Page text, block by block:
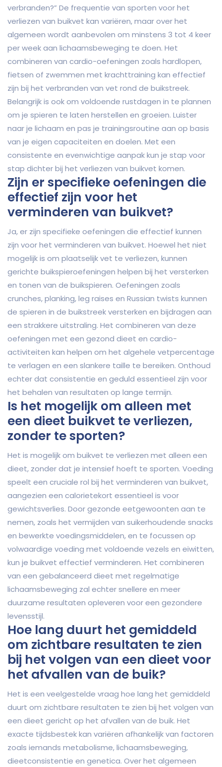
verbranden?” De frequentie van sporten voor het
verliezen van buikvet kan variëren, maar over het
algemeen wordt aanbevolen om minstens 3 tot 4 keer
per week aan lichaamsbeweging te doen. Het
combineren van cardio-oefeningen zoals hardlopen,
fietsen of zwemmen met krachttraining kan effectief
zijn bij het verbranden van vet rond de buikstreek.
Belangrijk is ook om voldoende rustdagen in te plannen
om je spieren te laten herstellen en groeien. Luister
naar je lichaam en pas je trainingsroutine aan op basis
van je eigen capaciteiten en doelen. Met een
consistente en evenwichtige aanpak kun je stap voor
stap dichter bij het verliezen van buikvet komen.
Zijn er specifieke oefeningen die
effectief zijn voor het
verminderen van buikvet?
Ja, er zijn specifieke oefeningen die effectief kunnen
zijn voor het verminderen van buikvet. Hoewel het niet
mogelijk is om plaatselijk vet te verliezen, kunnen
gerichte buikspieroefeningen helpen bij het versterken
en tonen van de buikspieren. Oefeningen zoals
crunches, planking, leg raises en Russian twists kunnen
de spieren in de buikstreek versterken en bijdragen aan
een strakkere uitstraling. Het combineren van deze
oefeningen met een gezond dieet en cardio-
activiteiten kan helpen om het algehele vetpercentage
te verlagen en een slankere taille te bereiken. Onthoud
echter dat consistentie en geduld essentieel zijn voor
het behalen van resultaten op lange termijn.
Is het mogelijk om alleen met
een dieet buikvet te verliezen,
zonder te sporten?
Het is mogelijk om buikvet te verliezen met alleen een
dieet, zonder dat je intensief hoeft te sporten. Voeding
speelt een cruciale rol bij het verminderen van buikvet,
aangezien een calorietekort essentieel is voor
gewichtsverlies. Door gezonde eetgewoonten aan te
nemen, zoals het vermijden van suikerhoudende snacks
en bewerkte voedingsmiddelen, en te focussen op
volwaardige voeding met voldoende vezels en eiwitten,
kun je buikvet effectief verminderen. Het combineren
van een gebalanceerd dieet met regelmatige
lichaamsbeweging zal echter snellere en meer
duurzame resultaten opleveren voor een gezondere
levensstijl.
Hoe lang duurt het gemiddeld
om zichtbare resultaten te zien
bij het volgen van een dieet voor
het afvallen van de buik?
Het is een veelgestelde vraag hoe lang het gemiddeld
duurt om zichtbare resultaten te zien bij het volgen van
een dieet gericht op het afvallen van de buik. Het
exacte tijdsbestek kan variëren afhankelijk van factoren
zoals iemands metabolisme, lichaamsbeweging,
dieetconsistentie en genetica. Over het algemeen